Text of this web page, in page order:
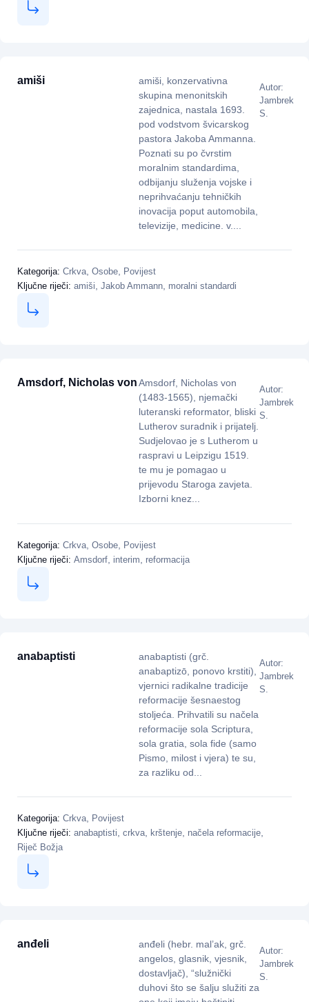
amiši
amiši, konzervativna
skupina menonitskih
zajednica, nastala 1693.
pod vodstvom švicarskog
pastora Jakoba Ammanna.
Poznati su po čvrstim
moralnim standardima,
odbijanju služenja vojske i
neprihvaćanju tehničkih
inovacija poput automobila,
televizije, medicine. v....
Autor:
Jambrek
S.
Kategorija: Crkva Osobe
Povijest
Ključne riječi: amiši Jakob Ammann moralni standardi
Amsdorf, Nicholas vonAmsdorf, Nicholas von
(1483-1565), njemački
luteranski reformator, bliski
Lutherov suradnik i prijatelj.
Sudjelovao je s Lutherom u
raspravi u Leipzigu 1519.
te mu je pomagao u
prijevodu Staroga zavjeta.
Izborni knez...
Autor:
Jambrek
S.
Kategorija: Crkva Osobe Povijest
Ključne riječi: Amsdorf interim reformacija
anabaptisti
anabaptisti (grč.
anabaptizō, ponovo krstiti),
vjernici radikalne tradicije
reformacije šesnaestog
stoljeća. Prihvatili su načela
reformacije sola Scriptura,
sola gratia, sola fide (samo
Pismo, milost i vjera) te su,
za razliku od...
Autor:
Jambrek
S.
Kategorija: Crkva
Povijest
Ključne riječi: anabaptisti crkva krštenje načela reformacije
Riječ Božja
anđeli
anđeli (hebr. mal’ak, grč.
angelos, glasnik, vjesnik,
dostavljač), “služnički
duhovi što se šalju služiti za
Autor:
Jambrek
S.